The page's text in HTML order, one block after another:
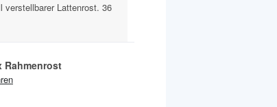
verstellbarer Lattenrost. 36
Rahmenrost